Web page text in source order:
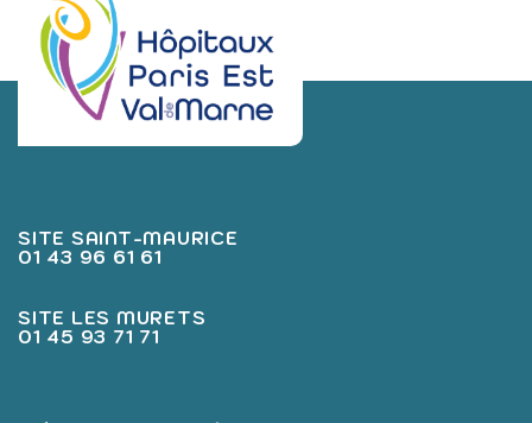
SITE SAINT-MAURICE
01 43 96 61 61
SITE LES MURETS
01 45 93 71 71